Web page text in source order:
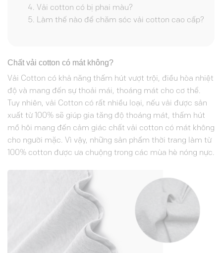
Vải cotton có bị phai màu?
Làm thế nào để chăm sóc vải cotton cao cấp?
Chất vải cotton có mát không?
Vải Cotton có khả năng thấm hút vượt trội, điều hòa nhiệt
độ và mang đến sự thoải mái, thoáng mát cho cơ thể.
Tuy nhiên, vải Cotton có rất nhiều loại, nếu vải được sản
xuất từ 100% sẽ giúp gia tăng độ thoáng mát, thấm hút
mồ hôi mang đến cảm giác chất vải cotton có mát không
cho người mặc. Vì vậy, những sản phẩm thời trang làm từ
100% cotton được ưa chuộng trong các mùa hè nóng nực.